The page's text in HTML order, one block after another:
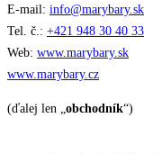
E-mail: info@marybary.sk
Tel. č.: +421 948 30 40 33
Web: www.marybary.sk
www.marybary.cz
(ďalej len „ obchodník“)